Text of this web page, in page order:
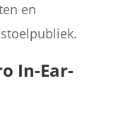
en
In-Ear-